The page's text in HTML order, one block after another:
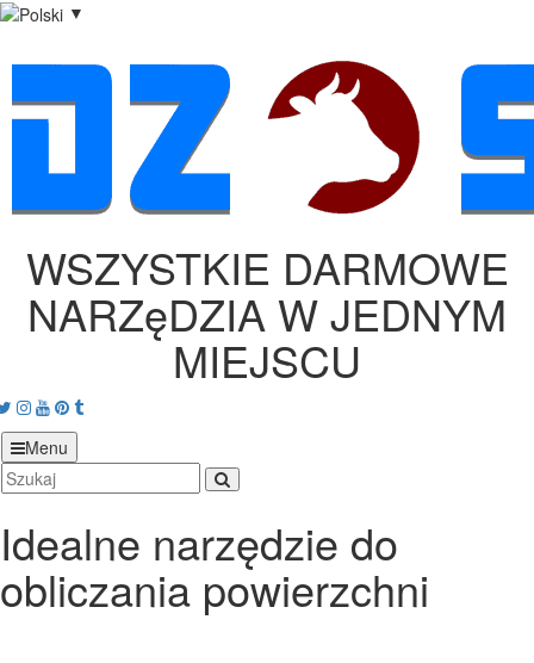
▼
WSZYSTKIE DARMOWE
NARZęDZIA W JEDNYM
MIEJSCU
Twitter
Instagram
Youtube
Pinterest
tumblr
Menu
Idealne narzędzie do
obliczania powierzchni